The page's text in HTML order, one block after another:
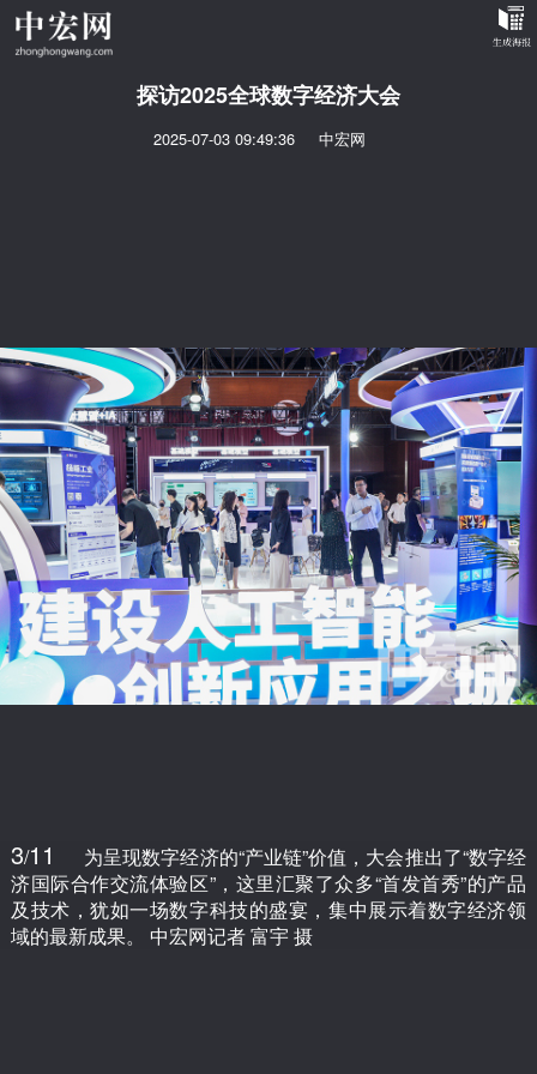
探访2025全球数字经济大会
2025-07-03 09:49:36 中宏网
3/11
为呈现数字经济的“产业链”价值，大会推出了“数字经
济国际合作交流体验区”，这里汇聚了众多“首发首秀”的产品
及技术，犹如一场数字科技的盛宴，集中展示着数字经济领
域的最新成果。 中宏网记者 富宇 摄